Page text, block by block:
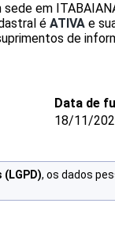
sede em
é ATIVA e
de
Data de
18/11/
, os dados